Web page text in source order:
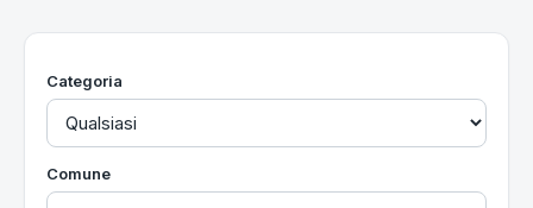
Utilità
Categoria
Comune